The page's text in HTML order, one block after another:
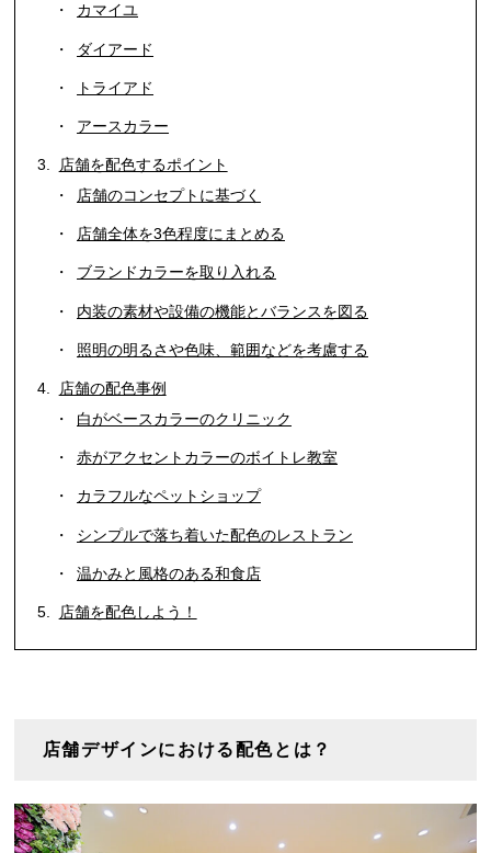
カマイユ
ダイアード
トライアド
アースカラー
店舗を配色するポイント
店舗のコンセプトに基づく
店舗全体を3色程度にまとめる
ブランドカラーを取り入れる
内装の素材や設備の機能とバランスを図る
照明の明るさや色味、範囲などを考慮する
店舗の配色事例
白がベースカラーのクリニック
赤がアクセントカラーのボイトレ教室
カラフルなペットショップ
シンプルで落ち着いた配色のレストラン
温かみと風格のある和食店
店舗を配色しよう！
店舗デザインにおける配色とは？